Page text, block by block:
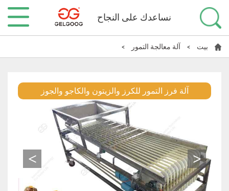
نساعدك على النجاح
بيت > آلة معالجة التمور >
آلة فرز التمور للكرز والزيتون والكاجو والجوز
<
>